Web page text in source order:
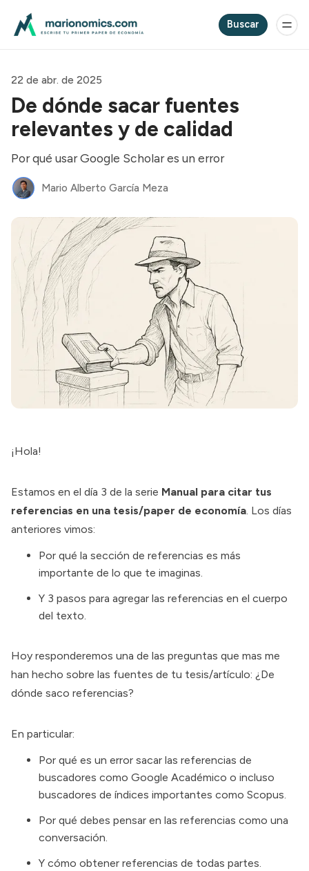
Buscar
22 de abr. de 2025
De dónde sacar fuentes
relevantes y de calidad
Por qué usar Google Scholar es un error
Mario Alberto García Meza
¡Hola!
Estamos en el día 3 de la serie Manual para citar tus
referencias en una tesis/paper de economía. Los días
anteriores vimos:
Por qué la sección de referencias es más
importante de lo que te imaginas.
Y 3 pasos para agregar las referencias en el cuerpo
del texto.
Hoy responderemos una de las preguntas que mas me
han hecho sobre las fuentes de tu tesis/artículo: ¿De
dónde saco referencias?
En particular:
Por qué es un error sacar las referencias de
buscadores como Google Académico o incluso
buscadores de índices importantes como Scopus.
Por qué debes pensar en las referencias como una
conversación.
Y cómo obtener referencias de todas partes.